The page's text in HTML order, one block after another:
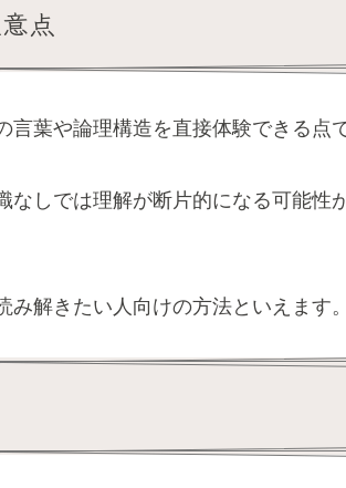
点
葉や論理構造を直接体験できる点で
しでは理解が断片的になる可能性
解きたい人向けの方法といえます。